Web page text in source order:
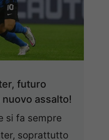
futuro
assalto!
si fa sempre
soprattutto